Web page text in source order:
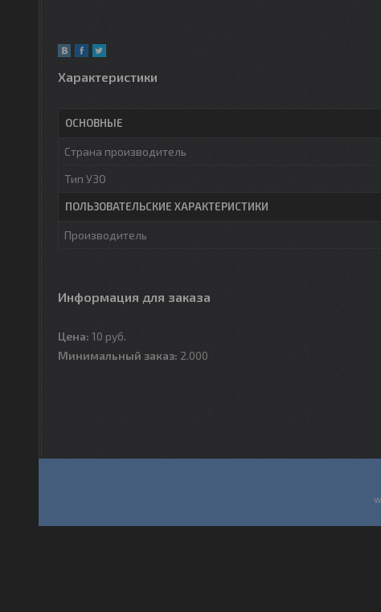
Характеристики
ОСНОВНЫЕ
Страна производитель
Тип УЗО
ПОЛЬЗОВАТЕЛЬСКИЕ ХАРАКТЕРИСТИКИ
Производитель
Информация для заказа
Цена: 10 руб.
Минимальный заказ: 2.000